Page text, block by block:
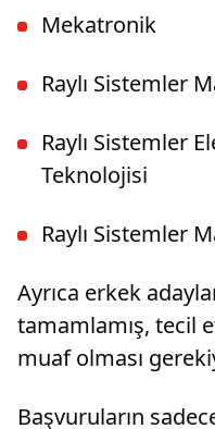
Mekatronik
Raylı Sistemler
Raylı Sistemler
Teknolojisi
Raylı Sistemler
Ayrıca erkek
tamamlamış, tecil
muaf olması
Başvuruların